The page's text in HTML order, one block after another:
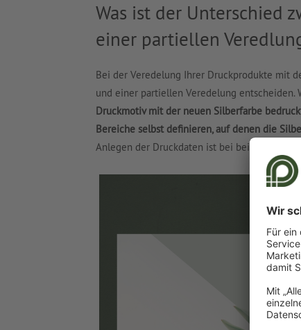
Was ist der Unterschied
einer partiellen
Bei der Veredelung Ihrer Druckprodukte mit
und einer partiellen Veredelung
Druckmotiv mit der neuen Silberfarbe
Bereiche selbst definieren, auf denen die
Anlegen der Druckdaten ist bei beiden